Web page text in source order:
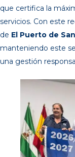
que certifica la
servicios. Con este
de El Puerto de
manteniendo este
una gestión